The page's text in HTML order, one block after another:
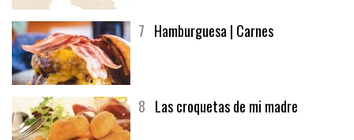
7 Hamburguesa | Carnes
8 Las croquetas de mi madre